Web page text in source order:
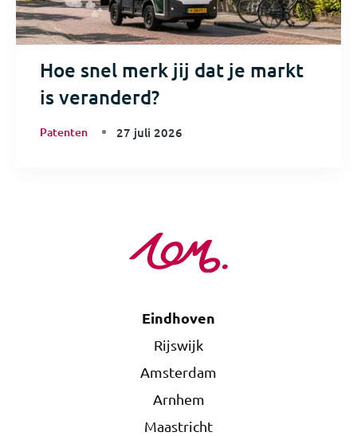
Hoe snel merk jij dat je markt
is veranderd?
Patenten 27 juli 2026
Eindhoven
Rijswijk
Amsterdam
Arnhem
Maastricht